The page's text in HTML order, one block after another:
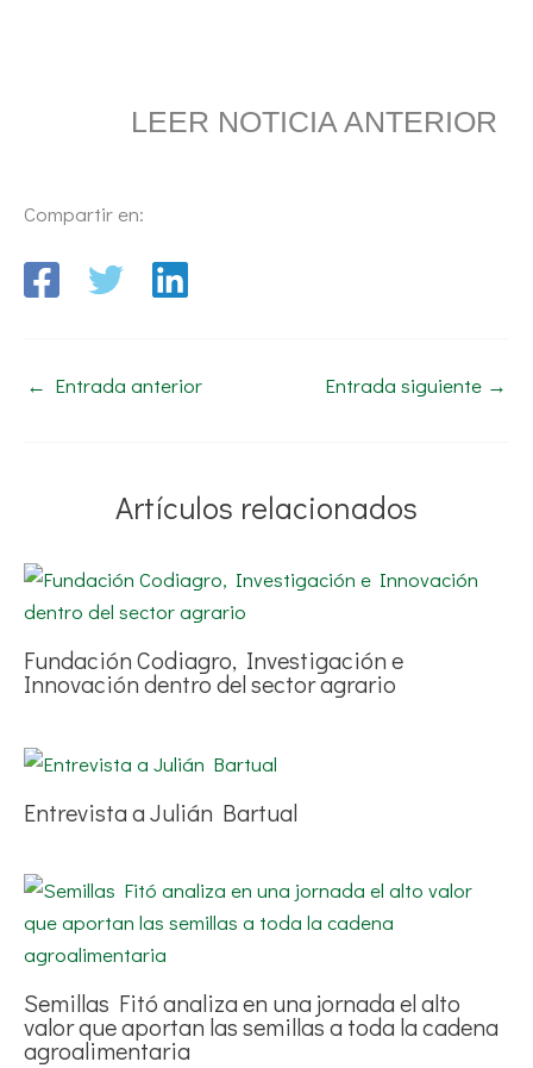
LEER NOTICIA ANTERIOR
Compartir en:
← Entrada anterior Entrada siguiente →
Artículos relacionados
Fundación Codiagro, Investigación e
Innovación dentro del sector agrario
Entrevista a Julián Bartual
Semillas Fitó analiza en una jornada el alto
valor que aportan las semillas a toda la cadena
agroalimentaria